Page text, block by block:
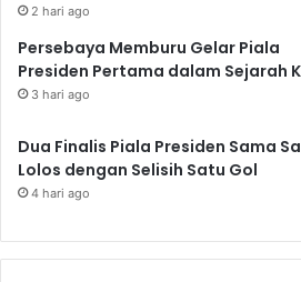
2 hari ago
Persebaya Memburu Gelar Piala
Presiden Pertama dalam Sejarah
3 hari ago
Dua Finalis Piala Presiden Sama
Lolos dengan Selisih Satu Gol
4 hari ago